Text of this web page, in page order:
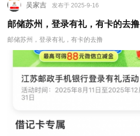
吴家吉 发布于 2025-9-16
邮储苏州，登录有礼，有卡的去撸
邮储苏州，登录有礼，有卡的去撸